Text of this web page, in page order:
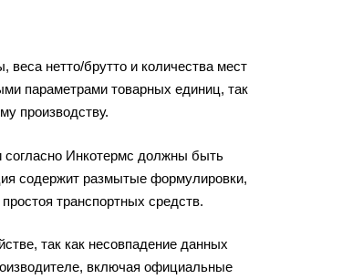
нетто/брутто и количества мест
параметрами товарных единиц, так
производству.
согласно Инкотермс должны быть
содержит размытые формулировки,
транспортных средств.
так как несовпадение данных
включая официальные